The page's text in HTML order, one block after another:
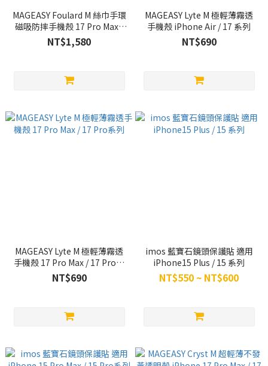
MAGEASY Foulard M 絲巾手環
磁吸防摔手機殼 17 Pro Max /
17 Pro 系列
NT$1,580
MAGEASY Lyte M 極輕薄霧透
手機殼 iPhone Air / 17 系列
NT$690
MAGEASY Lyte M 極輕薄霧透
手機殼 17 Pro Max / 17 Pro系
列
NT$690
imos 藍寶石鏡頭保護貼 適用
iPhone15 Plus / 15 系列
NT$550 ~ NT$600